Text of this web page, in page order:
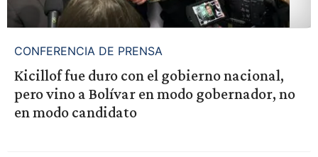
CONFERENCIA DE PRENSA
Kicillof fue duro con el gobierno nacional,
pero vino a Bolívar en modo gobernador, no
en modo candidato